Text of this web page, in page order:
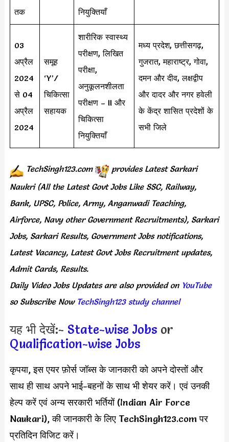
तक
नियुक्तियाँ
03
अप्रैल
2024
से 04
अप्रैल
2024
समूह
‘Y’/
चिकित्सा
सहायक
शारीरिक स्वास्थ्य
परीक्षण, लिखित
परीक्षा,
अनुकूलनशीलता
परीक्षण – II और
चिकित्सा
नियुक्तियाँ
मध्य प्रदेश, छत्तीसगढ़,
गुजरात, महाराष्ट्र, गोवा,
दमन और दीव, लक्षद्वीप
और दादर और नगर हवेली
के केंद्र शासित प्रदेशों के
सभी जिले
TechSingh123.com provides Latest Sarkari
Naukri (All the Latest Govt Jobs Like SSC, Railway,
Bank, UPSC, Police, Army, Anganwadi Teaching,
Airforce, Navy other Government Recruitments), Sarkari
Jobs, Sarkari Results, Government Jobs notifications,
Latest Vacancy, Latest Govt Jobs Recruitment updates,
Admit Cards, Results.
Daily Video Jobs Updates are also provided onYouTube
so Subscribe Now TechSingh123 study channel
यह भी देखें:- State-wise Jobs or
Qualification-wise Jobs
कृपया, इस एयर फ़ोर्स जॉब्स के जानकारी को अपने दोस्तों और
साथ ही साथ अपने भाई-बहनों के साथ भी शेयर करें। एवं उनकी
हेल्प करें एवं अन्य सरकारी भर्तियों (Indian Air Force
Naukari), की जानकारी के लिए TechSingh123.com पर
प्रतिदिन विजिट करें।